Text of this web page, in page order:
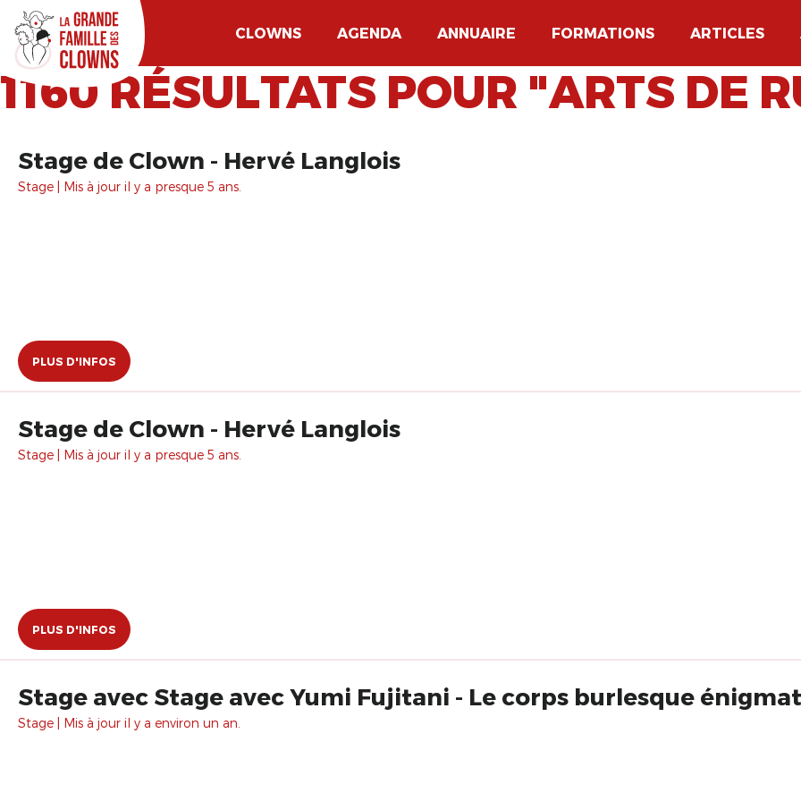
CLOWNS AGENDA ANNUAIRE FORMATIONS ARTICLES
1160 RÉSULTATS POUR "ARTS DE
Stage de Clown - Hervé Langlois
Stage | Mis à jour il y a presque 5 ans.
PLUS D'INFOS
Stage de Clown - Hervé Langlois
Stage | Mis à jour il y a presque 5 ans.
PLUS D'INFOS
Stage avec Stage avec Yumi Fujitani - Le corps burlesque
Stage | Mis à jour il y a environ un an.